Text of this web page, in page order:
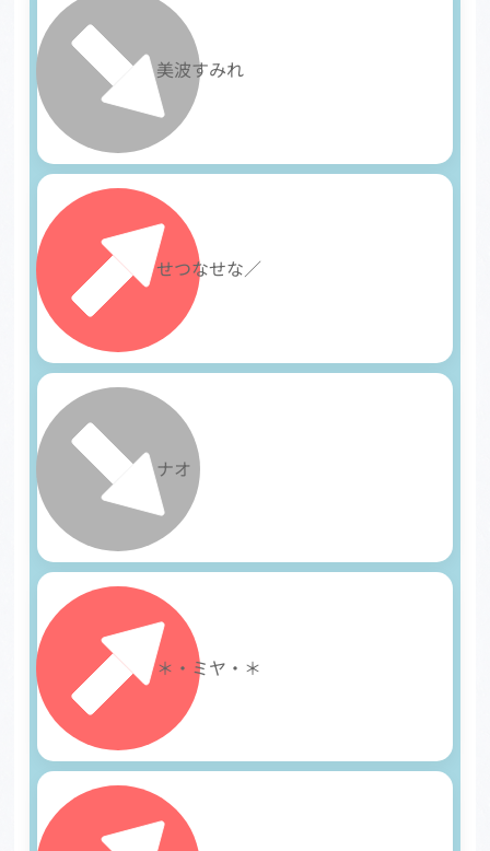
15 美波すみれ
せつなせな／
17 ナオ
＊・ミヤ・＊